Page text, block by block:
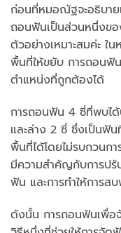
ก่อนที่หมอณัฐจะอธิบาย
ถอนฟันเป็นส่วนหนึ่งขอ
ตัวอย่างเหมาะสมค่ะ ใ
พื้นที่ให้ขยับ การถอนฟั
ตำแหน่งที่ถูกต้องได้
การถอนฟัน 4 ซี่ที่พบไ
และล่าง 2 ซี่ ซึ่งเป็นฟั
พื้นที่ได้โดยไม่รบกวนก
มีความสำคัญกับการป
ฟัน และการทำให้การส
ดังนั้น การถอนฟันเพื่อ